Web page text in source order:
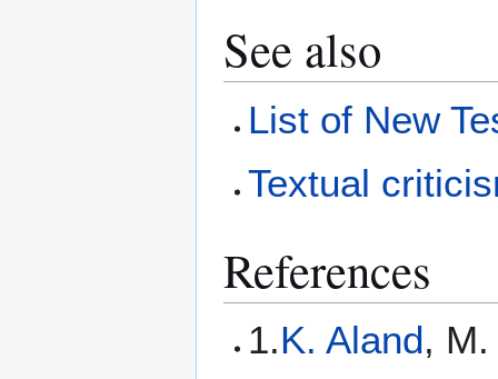
See also
List of New
Textual
References
1.K. Aland,